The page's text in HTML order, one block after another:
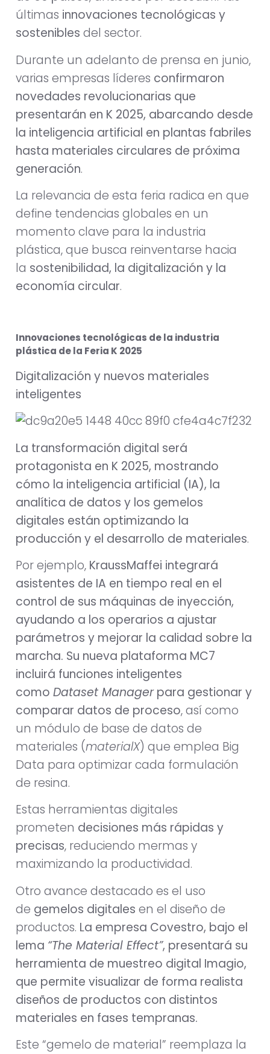
últimas innovaciones tecnológicas y
sostenibles del sector.
Durante un adelanto de prensa en junio,
varias empresas líderes confirmaron
novedades revolucionarias que
presentarán en K 2025, abarcando desde
la inteligencia artificial en plantas fabriles
hasta materiales circulares de próxima
generación.
La relevancia de esta feria radica en que
define tendencias globales en un
momento clave para la industria
plástica, que busca reinventarse hacia
la sostenibilidad, la digitalización y la
economía circular.
Innovaciones tecnológicas de la industria
plástica de la Feria K 2025
Digitalización y nuevos materiales
inteligentes
La transformación digital será
protagonista en K 2025, mostrando
cómo la inteligencia artificial (IA), la
analítica de datos y los gemelos
digitales están optimizando la
producción y el desarrollo de materiales.
Por ejemplo, KraussMaffei integrará
asistentes de IA en tiempo real en el
control de sus máquinas de inyección,
ayudando a los operarios a ajustar
parámetros y mejorar la calidad sobre la
marcha. Su nueva plataforma MC7
incluirá funciones inteligentes
como Dataset Managerpara gestionar y
comparar datos de proceso, así como
un módulo de base de datos de
materiales (materialX) que emplea Big
Data para optimizar cada formulación
de resina.
Estas herramientas digitales
prometen decisiones más rápidas y
precisas, reduciendo mermas y
maximizando la productividad.
Otro avance destacado es el uso
de gemelos digitales en el diseño de
productos. La empresa Covestro, bajo el
lema “The Material Effect”, presentará su
herramienta de muestreo digital Imagio,
que permite visualizar de forma realista
diseños de productos con distintos
materiales en fases tempranas.
Este “gemelo de material” reemplaza la